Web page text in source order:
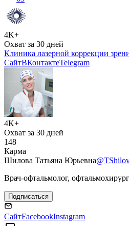
4K+
Охват за 30 дней
Клиника лазерной коррекции
СайтВКонтактеTelegram
4K+
Охват за 30 дней
148
Карма
Шилова Татьяна Юрьевна
Врач-офтальмолог, офтальмохирург
Подписаться
СайтFacebookInstagram